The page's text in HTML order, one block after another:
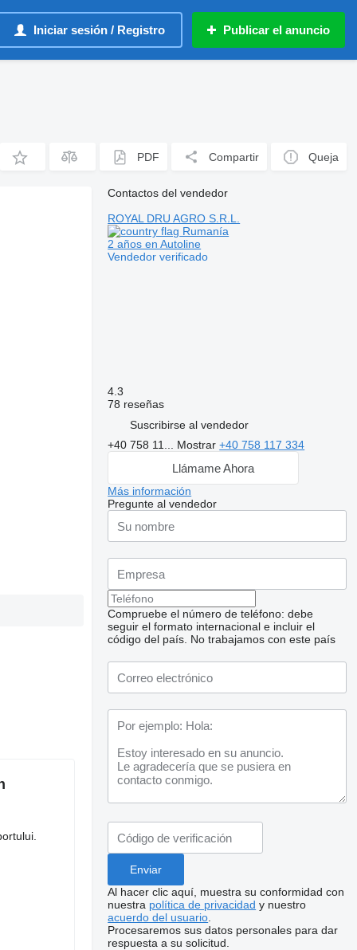
Iniciar sesión / Registro Publicar el anuncio
PDF Compartir Queja
Contactos del vendedor
ROYAL DRU AGRO S.R.L.
Rumanía
2 años en Autoline
Vendedor verificado
4.3
78 reseñas
Suscribirse al vendedor
+40 758 11... Mostrar+40 758 117 334
Llámame Ahora
Más información
Pregunte al vendedor
Compruebe el número de teléfono: debe
seguir el formato internacional e incluir el
código del país. No trabajamos con este país
Al hacer clic aquí, muestra su conformidad con
nuestra política de privacidad y nuestro
acuerdo del usuario
Procesaremos sus datos personales para dar
respuesta a su solicitud.